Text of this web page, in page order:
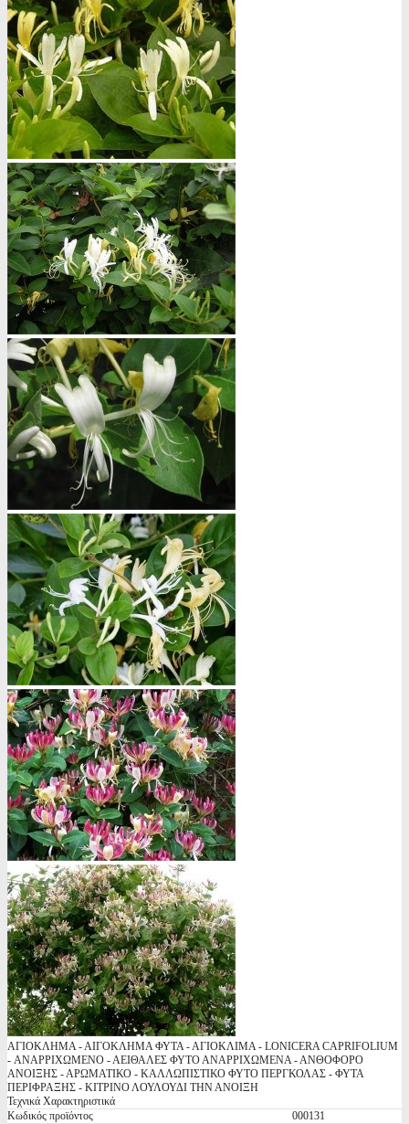
ΑΓΙΟΚΛΗΜΑ - ΑΙΓΟΚΛΗΜΑ ΦΥΤΑ - ΑΓΙΟΚΛΙΜΑ - LONICERA CAPRIFOLIUM
- ΑΝΑΡΡΙΧΩΜΕΝΟ - ΑΕΙΘΑΛΕΣ ΦΥΤΟ ΑΝΑΡΡΙΧΩΜΕΝΑ - ΑΝΘΟΦΟΡΟ
ΑΝΟΙΞΗΣ - ΑΡΩΜΑΤΙΚΟ - ΚΑΛΛΩΠΙΣΤΙΚΟ ΦΥΤΟ ΠΕΡΓΚΟΛΑΣ - ΦΥΤΑ
ΠΕΡΙΦΡΑΞΗΣ - ΚΙΤΡΙΝΟ ΛΟΥΛΟΥΔΙ ΤΗΝ ΑΝΟΙΞΗ
Τεχνικά Χαρακτηριστικά
Κωδικός προϊόντος
000131